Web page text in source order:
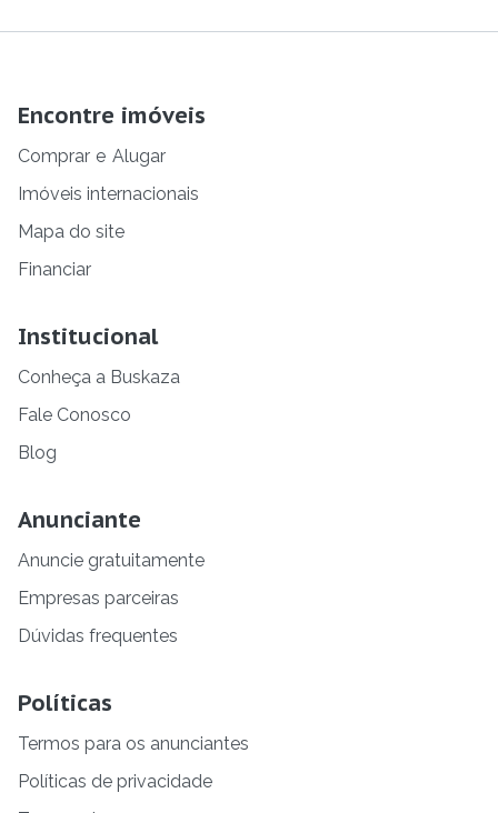
Encontre imóveis
Comprar e Alugar
Imóveis internacionais
Mapa do site
Financiar
Institucional
Conheça a Buskaza
Fale Conosco
Blog
Anunciante
Anuncie gratuitamente
Empresas parceiras
Dúvidas frequentes
Políticas
Termos para os anunciantes
Políticas de privacidade